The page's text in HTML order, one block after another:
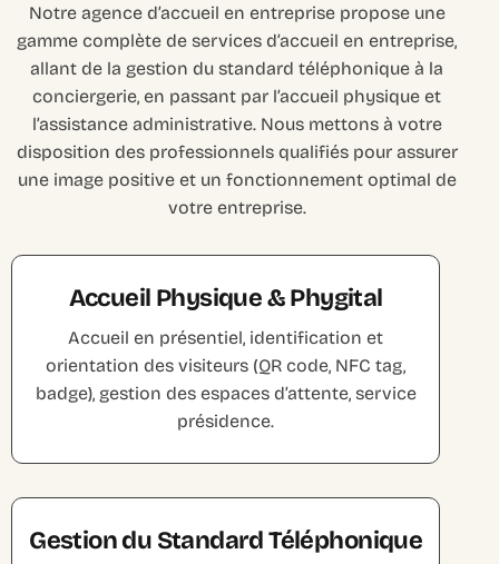
Notre agence d’accueil en entreprise propose une
gamme complète de services d’accueil en entreprise,
allant de la gestion du standard téléphonique à la
conciergerie, en passant par l’accueil physique et
l’assistance administrative. Nous mettons à votre
disposition des professionnels qualifiés pour assurer
une image positive et un fonctionnement optimal de
votre entreprise.
Accueil Physique & Phygital
Accueil en présentiel, identification et
orientation des visiteurs (QR code, NFC tag,
badge), gestion des espaces d’attente, service
présidence.
Gestion du Standard Téléphonique